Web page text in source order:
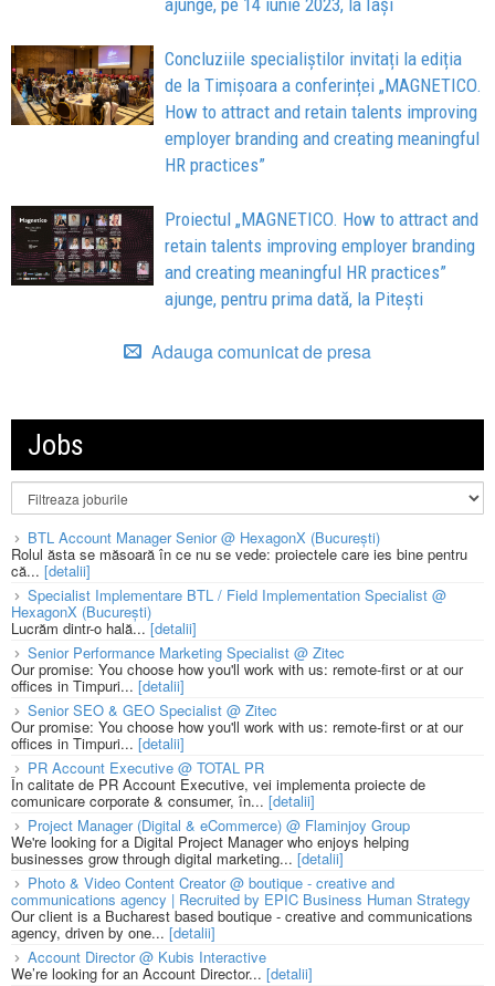
Concluziile specialiștilor invitați la ediția
de la Timișoara a conferinței „MAGNETICO.
How to attract and retain talents improving
employer branding and creating meaningful
HR practices”
Proiectul „MAGNETICO. How to attract and
retain talents improving employer branding
and creating meaningful HR practices”
ajunge, pentru prima dată, la Pitești
Adauga comunicat de presa
Jobs
BTL Account Manager Senior @ HexagonX (București)
Rolul ăsta se măsoară în ce nu se vede: proiectele care ies bine pentru
că... [detalii]
Specialist Implementare BTL / Field Implementation Specialist @
HexagonX (București)
Lucrăm dintr-o hală...[detalii]
Senior Performance Marketing Specialist @ Zitec
Our promise: You choose how you'll work with us: remote-first or at our
offices in Timpuri... [detalii]
Senior SEO & GEO Specialist @ Zitec
Our promise: You choose how you'll work with us: remote-first or at our
offices in Timpuri... [detalii]
PR Account Executive @ TOTAL PR
În calitate de PR Account Executive, vei implementa proiecte de
comunicare corporate & consumer, în... [detalii]
Project Manager (Digital & eCommerce) @ Flaminjoy Group
We're looking for a Digital Project Manager who enjoys helping
businesses grow through digital marketing... [detalii]
Photo & Video Content Creator @ boutique - creative and
communications agency | Recruited by EPIC Business Human Strategy
Our client is a Bucharest based boutique - creative and communications
agency, driven by one... [detalii]
Account Director @ Kubis Interactive
We’re looking for an Account Director... [detalii]